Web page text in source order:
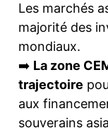
Les marchés
majorité des
mondiaux.
➡️ La zone
trajectoire
aux
souverains